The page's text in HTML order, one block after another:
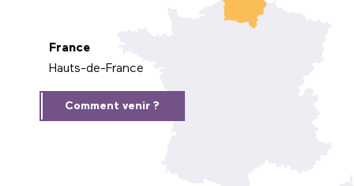
France
Hauts-de-France
Comment venir ?